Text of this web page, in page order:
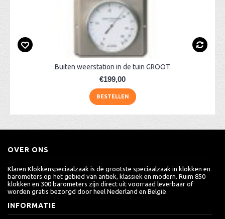
Buiten weerstation in de tuin GROOT
€199,00
BESTELLEN
OVER ONS
Klaren Klokkenspeciaalzaak is de grootste speciaalzaak in klokken en
barometers op het gebied van antiek, klassiek en modern. Ruim 850
klokken en 300 barometers zijn direct uit voorraad leverbaar of
worden gratis bezorgd door heel Nederland en België.
INFORMATIE